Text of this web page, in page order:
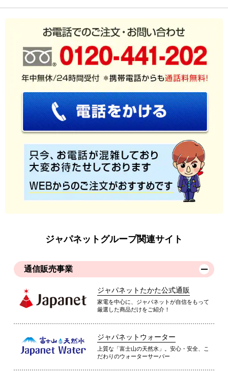
ジャパネットグループ関連サイト
通信販売事業
ジャパネットたかた公式通販
家電を中心に、ジャパネットが自信をもって
厳選した商品だけをご紹介！
ジャパネットウォーター
上質な「富士山の天然水」。安心・安全、こ
だわりのウォーターサーバー